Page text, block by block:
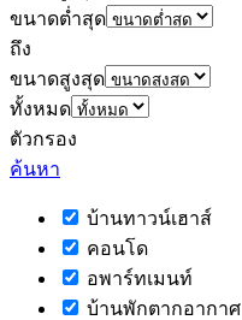
ขนาดต่ำสุด
ถึง
ขนาดสูงสุด
ทั้งหมด
ตัวกรอง
ค้นหา
บ้านทาวน์เฮาส์
คอนโด
อพาร์ทเมนท์
บ้านพักตากอากาศ